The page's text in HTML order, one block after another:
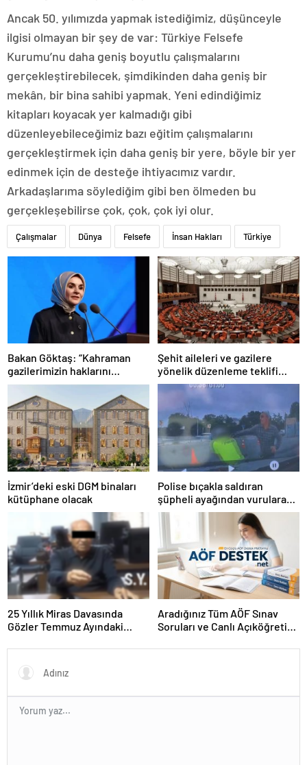
Ancak 50. yılımızda yapmak istediğimiz, düşünceyle
ilgisi olmayan bir şey de var: Türkiye Felsefe
Kurumu’nu daha geniş boyutlu çalışmalarını
gerçekleştirebilecek, şimdikinden daha geniş bir
mekân, bir bina sahibi yapmak. Yeni edindiğimiz
kitapları koyacak yer kalmadığı gibi
düzenleyebileceğimiz bazı eğitim çalışmalarını
gerçekleştirmek için daha geniş bir yere, böyle bir yer
edinmek için de desteğe ihtiyacımız vardır.
Arkadaşlarıma söylediğim gibi ben ölmeden bu
gerçekleşebilirse çok, çok, çok iyi olur.
Çalışmalar Dünya Felsefe İnsan Hakları Türkiye
Bakan Göktaş: “Kahraman
gazilerimizin haklarını
güçlendiren yeni bir dönemin
kapılarını aralıyoruz”
Şehit aileleri ve gazilere
yönelik düzenleme teklifi
Meclis’te kabul edildi
İzmir’deki eski DGM binaları
kütüphane olacak
Polise bıçakla saldıran
şüpheli ayağından vurularak
yakalandı
25 Yıllık Miras Davasında
Gözler Temmuz Ayındaki
Aradığınız Tüm AÖF Sınav
Soruları ve Canlı Açıköğretim